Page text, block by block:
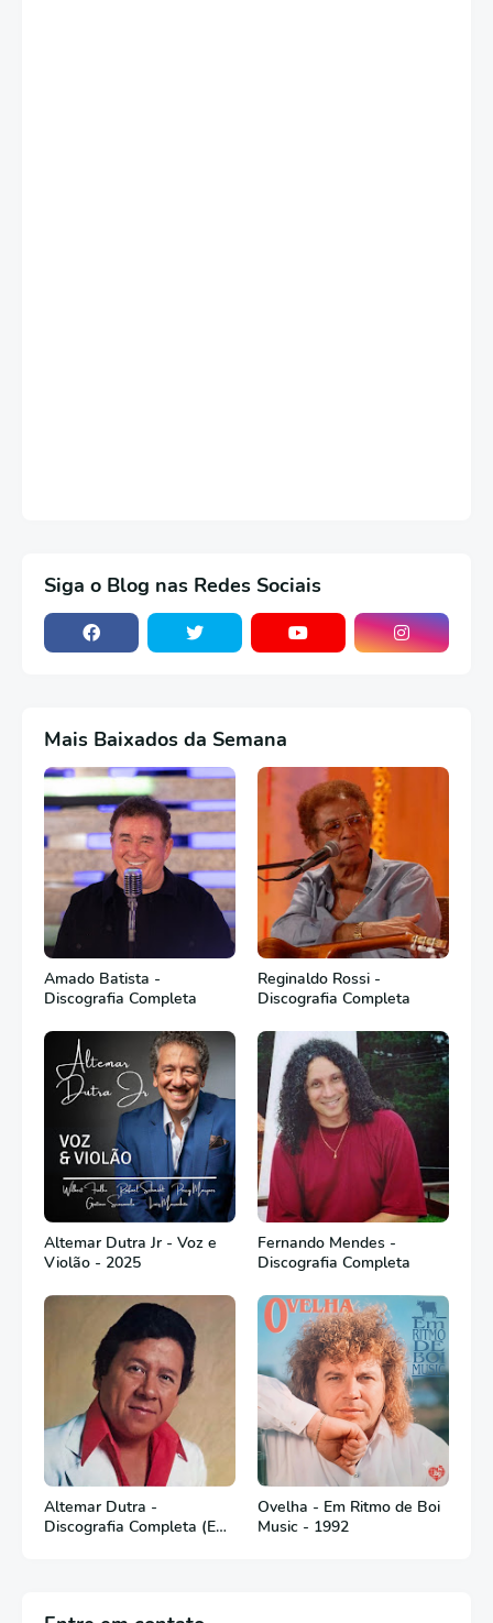
Siga o Blog nas Redes Sociais
Mais Baixados da Semana
Amado Batista -
Discografia Completa
Reginaldo Rossi -
Discografia Completa
Altemar Dutra Jr - Voz e
Violão - 2025
Fernando Mendes -
Discografia Completa
Altemar Dutra -
Discografia Completa (Em
Ovelha - Em Ritmo de Boi
Music - 1992